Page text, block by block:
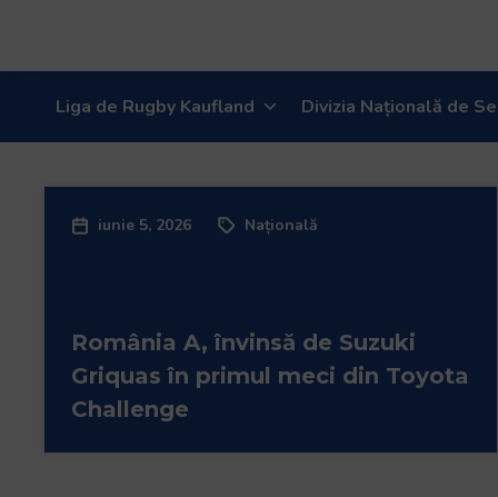
la
ecran
Liga de Rugby Kaufland Divizia Națională de
iunie 5, 2026 Națională
România A, învinsă de Suzuki
Griquas în primul meci din Toyota
Challenge